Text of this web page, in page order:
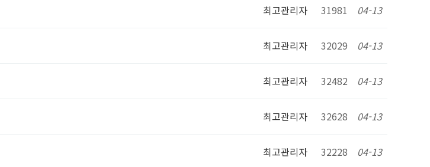
최고관리자 31981 04-13
최고관리자 32029 04-13
최고관리자 32482 04-13
최고관리자 32628 04-13
최고관리자 32228 04-13